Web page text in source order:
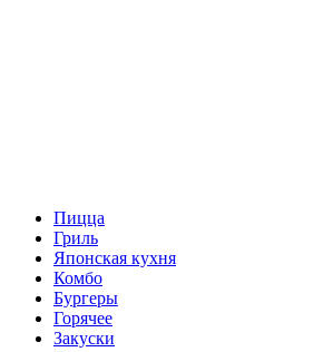
Пицца
Гриль
Японская кухня
Комбо
Бургеры
Горячее
Закуски